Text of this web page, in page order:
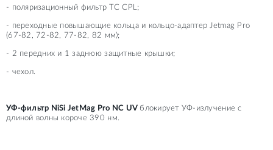
- поляризационный фильтр TC CPL;
- переходные повышающие кольца и кольцо-адаптер Jetmag Pro
(67-82, 72-82, 77-82, 82 мм);
- 2 передних и 1 заднюю защитные крышки;
- чехол.
УФ-фильтр NiSi JetMag Pro NC UV блокирует УФ-излучение с
длиной волны короче 390 нм.